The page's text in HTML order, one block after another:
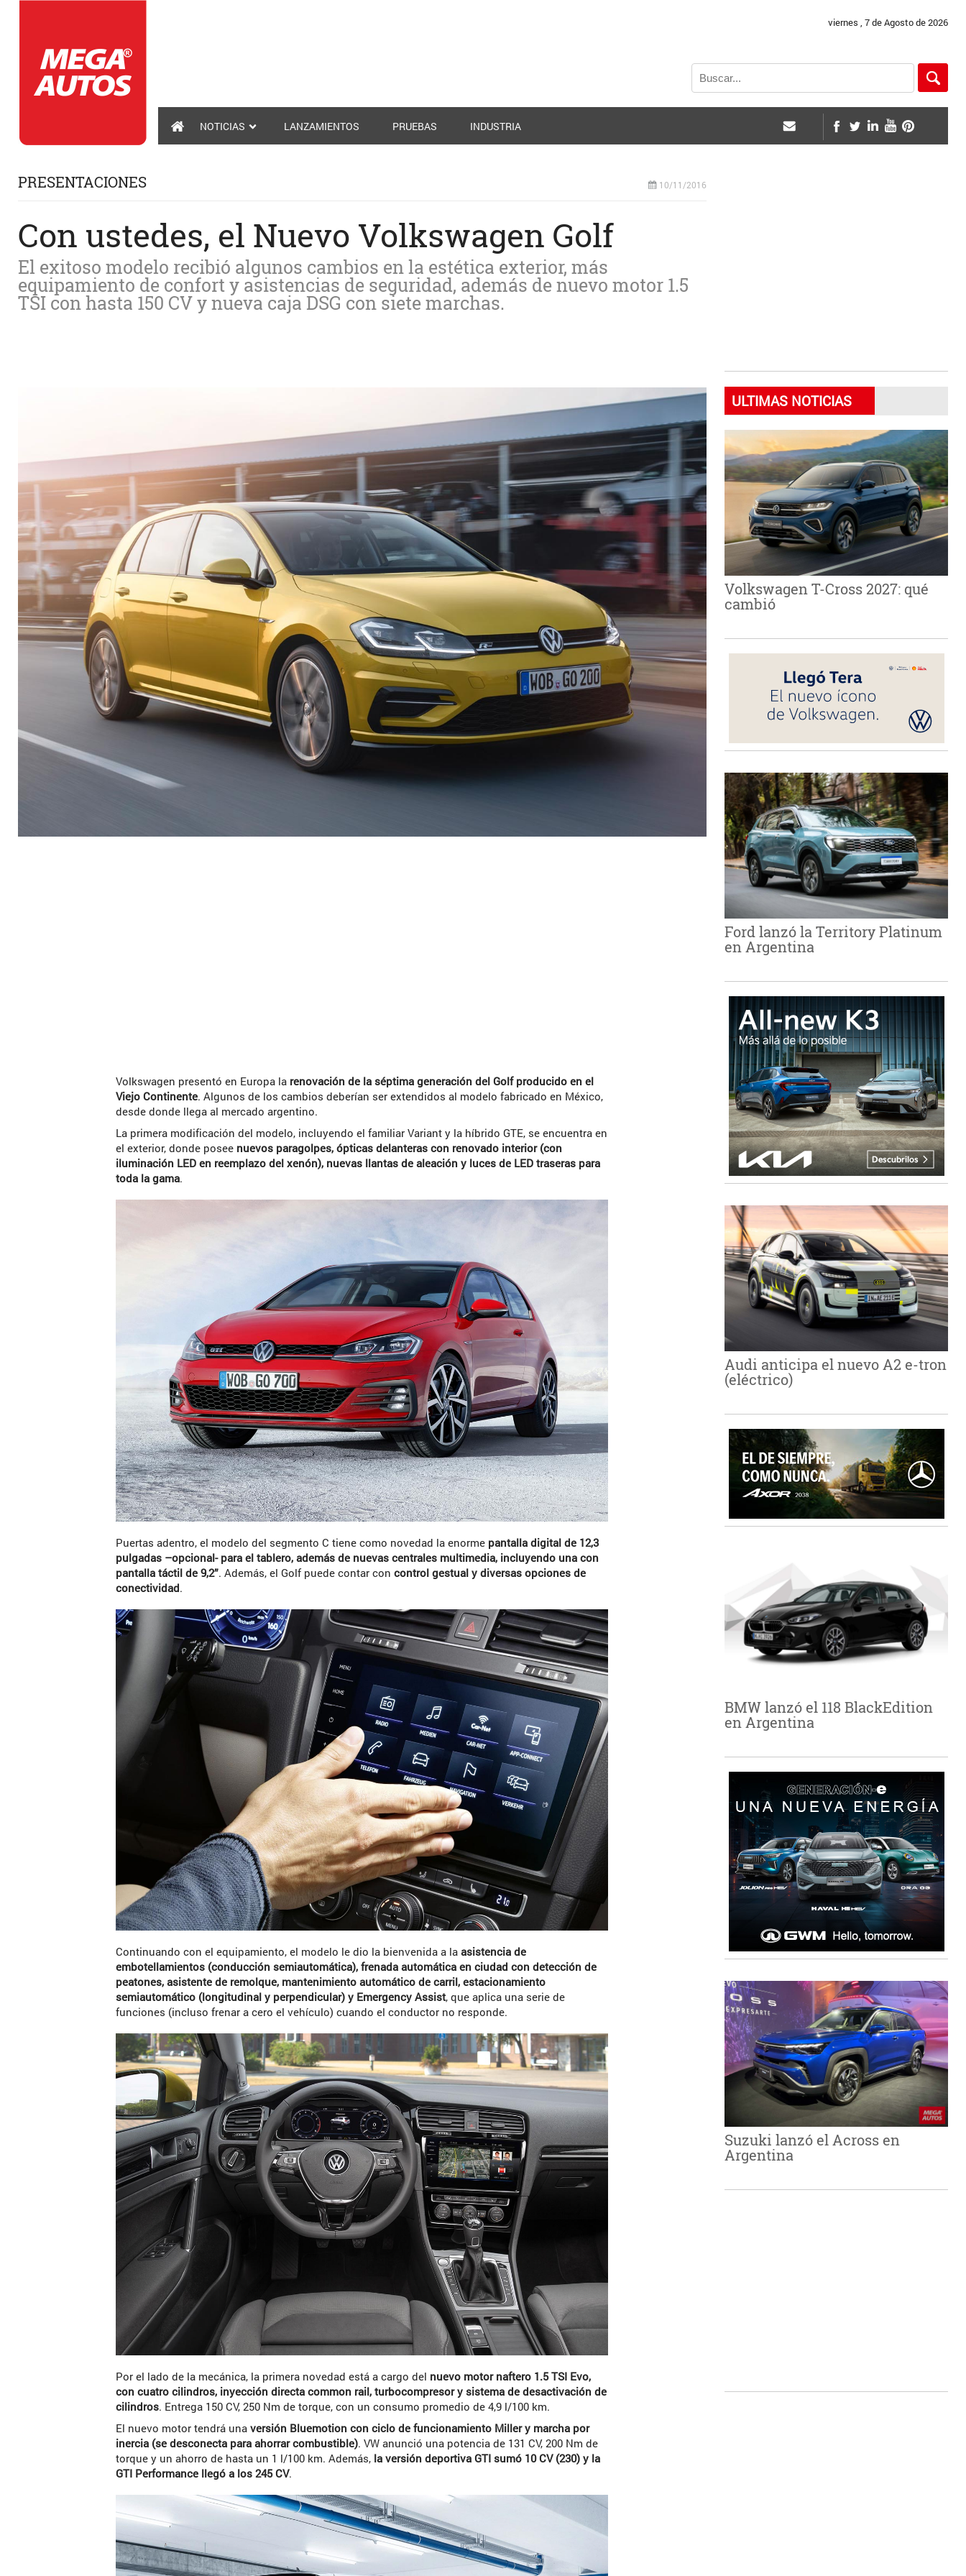
viernes , 7 de Agosto de 2026
NOTICIAS LANZAMIENTOS PRUEBAS INDUSTRIA
PRESENTACIONES 10/11/2016
Con ustedes, el Nuevo Volkswagen Golf
El exitoso modelo recibió algunos cambios en la estética exterior, más
equipamiento de confort y asistencias de seguridad, además de nuevo motor 1.5
TSI con hasta 150 CV y nueva caja DSG con siete marchas.
Volkswagen presentó en Europa la renovación de la séptima generación del Golf producido en el
Viejo Continente. Algunos de los cambios deberían ser extendidos al modelo fabricado en México,
desde donde llega al mercado argentino.
La primera modificación del modelo, incluyendo el familiar Variant y la híbrido GTE, se encuentra en
el exterior, donde posee nuevos paragolpes, ópticas delanteras con renovado interior (con
iluminación LED en reemplazo del xenón), nuevas llantas de aleación y luces de LED traseras para
toda la gama.
Puertas adentro, el modelo del segmento C tiene como novedad la enorme pantalla digital de 12,3
pulgadas –opcional- para el tablero, además de nuevas centrales multimedia, incluyendo una con
pantalla táctil de 9,2”. Además, el Golf puede contar concontrol gestual y diversas opciones de
conectividad.
Continuando con el equipamiento, el modelo le dio la bienvenida a laasistencia de
embotellamientos (conducción semiautomática), frenada automática en ciudad con detección de
peatones, asistente de remolque, mantenimiento automático de carril, estacionamiento
semiautomático (longitudinal y perpendicular) y Emergency Assist, que aplica una serie de
funciones (incluso frenar a cero el vehículo) cuando el conductor no responde.
Por el lado de la mecánica, la primera novedad está a cargo del nuevo motor naftero 1.5 TSI Evo,
con cuatro cilindros, inyección directa common rail, turbocompresor y sistema de desactivación de
cilindros. Entrega 150 CV, 250 Nm de torque, con un consumo promedio de 4,9 l/100 km.
El nuevo motor tendrá unaversión Bluemotion con ciclo de funcionamiento Miller y marcha por
inercia (se desconecta para ahorrar combustible). VW anunció una potencia de 131 CV, 200 Nm de
torque y un ahorro de hasta un 1 l/100 km. Además, la versión deportiva GTI sumó 10 CV (230) y la
GTI Performance llegó a los 245 CV.
ULTIMAS NOTICIAS
Volkswagen T-Cross 2027: qué
cambió
Ford lanzó la Territory Platinum
en Argentina
Audi anticipa el nuevo A2 e-tron
(eléctrico)
BMW lanzó el 118 BlackEdition
en Argentina
Suzuki lanzó el Across en
Argentina